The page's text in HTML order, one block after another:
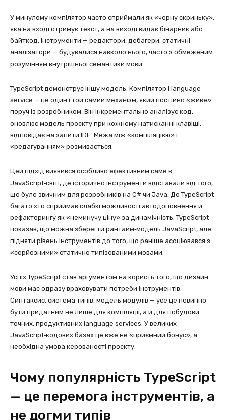
У минулому компілятор часто сприймали як «чорну скриньку»,
яка на вході отримує текст, а на виході видає бінарник або
байткод. Інструменти — редактори, дебагери, статичні
аналізатори — будувалися навколо нього, часто з обмеженим
розумінням внутрішньої семантики мови.
TypeScript демонструє іншу модель. Компілятор і language
service — це один і той самий механізм, який постійно «живе»
поруч із розробником. Він інкрементально аналізує код,
оновлює модель проєкту при кожному натисканні клавіші,
відповідає на запити IDE. Межа між «компіляцією» і
«редагуванням» розмивається.
Цей підхід виявився особливо ефективним саме в
JavaScript‑світі, де історично інструменти відставали від того,
що було звичним для розробників на C# чи Java. До TypeScript
багато хто сприймав слабкі можливості автодоповнення й
рефакторингу як «неминучу ціну» за динамічність. TypeScript
показав, що можна зберегти рантайм‑модель JavaScript, але
підняти рівень інструментів до того, що раніше асоціювався з
«серйозними» статично типізованими мовами.
Успіх TypeScript став аргументом на користь того, що дизайн
мови має одразу враховувати потреби інструментів.
Синтаксис, система типів, модель модулів — усе це повинно
бути придатним не лише для компіляції, а й для побудови
точних, продуктивних language services. У великих
JavaScript‑кодових базах це вже не «приємний бонус», а
необхідна умова керованості проєкту.
Чому популярність TypeScript
— це перемога інструментів, а
не догми типів